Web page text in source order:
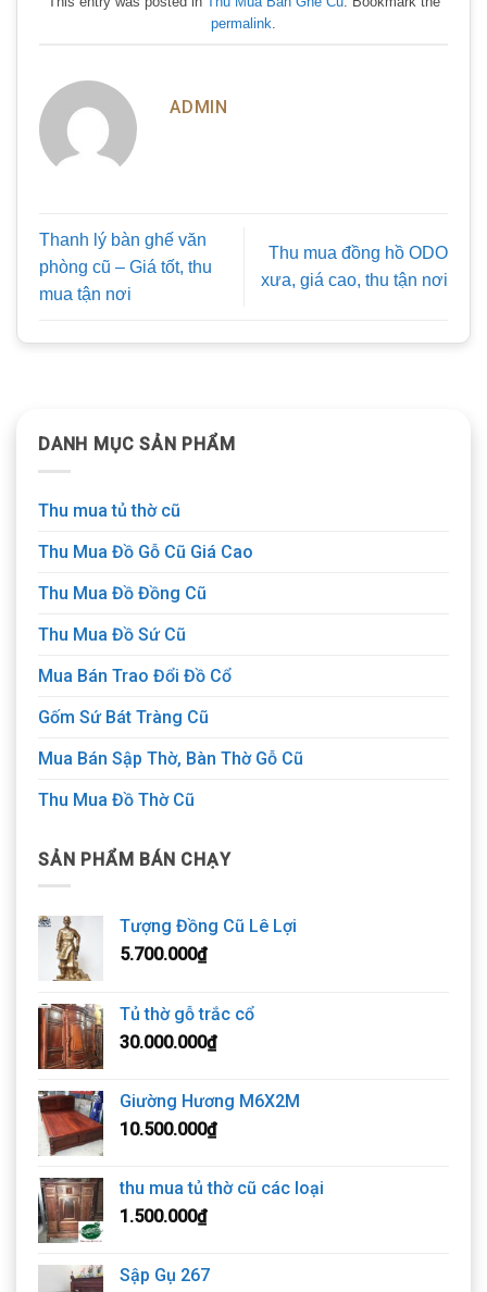
DANH MỤC SẢN PHẨM
Thu mua tủ thờ cũ
Thu Mua Đồ Gỗ Cũ Giá Cao
Thu Mua Đồ Đồng Cũ
Thu Mua Đồ Sứ Cũ
Mua Bán Trao Đổi Đồ Cổ
Gốm Sứ Bát Tràng Cũ
Mua Bán Sập Thờ, Bàn Thờ Gỗ Cũ
Thu Mua Đồ Thờ Cũ
SẢN PHẨM BÁN CHẠY
Tượng Đồng Cũ Lê Lợi
5.700.000₫
Tủ thờ gỗ trắc cổ
30.000.000₫
Giường Hương M6X2M
10.500.000₫
thu mua tủ thờ cũ các loại
1.500.000₫
Sập Gụ 267
permalink
ADMIN
Thanh lý bàn ghế văn
phòng cũ – Giá tốt, thu
mua tận nơi
Thu mua đồng hồ ODO
xưa, giá cao, thu tận nơi